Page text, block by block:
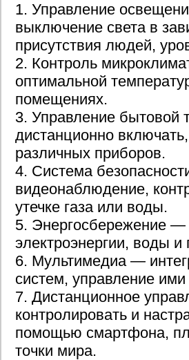
1. Управление
выключение света в
присутствия людей,
2. Контроль
оптимальной
помещениях.
3. Управление бытовой
дистанционно
различных приборов.
4. Система
видеонаблюдение,
утечке газа или воды.
5. Энергосбережение —
электроэнергии, воды
6. Мультимедиа —
систем, управление
7. Дистанционное
контролировать и
помощью смартфона,
точки мира.